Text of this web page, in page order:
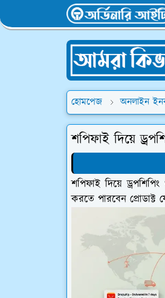
হোমপেজ অনলাইন
শপিফাই দিয়ে
শপিফাই দিয়ে
করতে পারবেন